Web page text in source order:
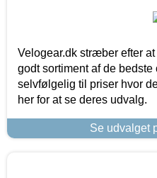
Velogear.dk stræber efter
godt sortiment af de
selvfølgelig til priser hvor
her for at se deres udvalg.
Se udvalget